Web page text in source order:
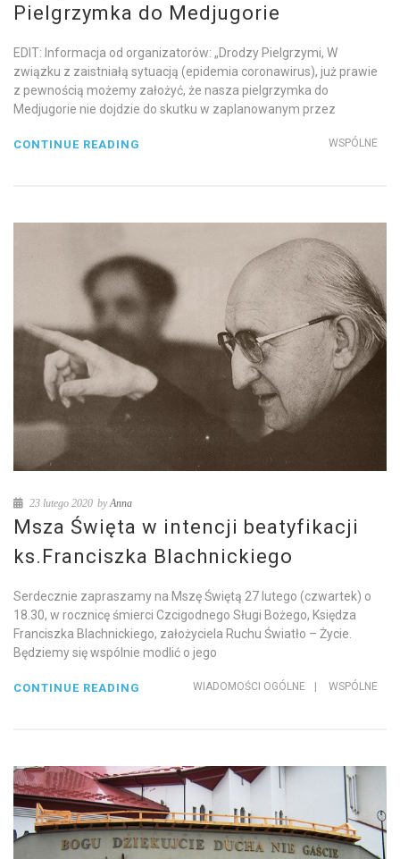
Pielgrzymka do Medjugorie
EDIT: Informacja od organizatorów: „Drodzy Pielgrzymi, W
związku z zaistniałą sytuacją (epidemia coronawirus), już prawie
z pewnością możemy założyć, że nasza pielgrzymka do
Medjugorie nie dojdzie do skutku w zaplanowanym przez
WSPÓLNE
CONTINUE READING
23 lutego 2020 byAnna
Msza Święta w intencji beatyfikacji
ks.Franciszka Blachnickiego
Serdecznie zapraszamy na Mszę Świętą 27 lutego (czwartek) o
18.30, w rocznicę śmierci Czcigodnego Sługi Bożego, Księdza
Franciszka Blachnickiego, założyciela Ruchu Światło – Życie.
Będziemy się wspólnie modlić o jego
WIADOMOŚCI OGÓLNE WSPÓLNE
CONTINUE READING